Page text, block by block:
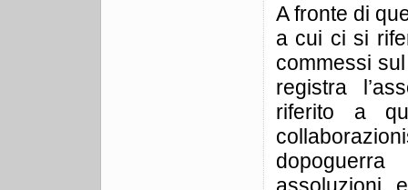
A fronte di
a cui ci si
commessi
registra
riferito a